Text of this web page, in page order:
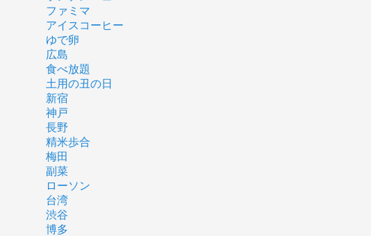
ファミマ
アイスコーヒー
ゆで卵
広島
食べ放題
土用の丑の日
新宿
神戸
長野
精米歩合
梅田
副菜
ローソン
台湾
渋谷
博多